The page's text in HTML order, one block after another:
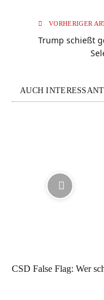
VORHERIGER
Trump schießt
AUCH INTERESSANT
CSD False Flag: Wer